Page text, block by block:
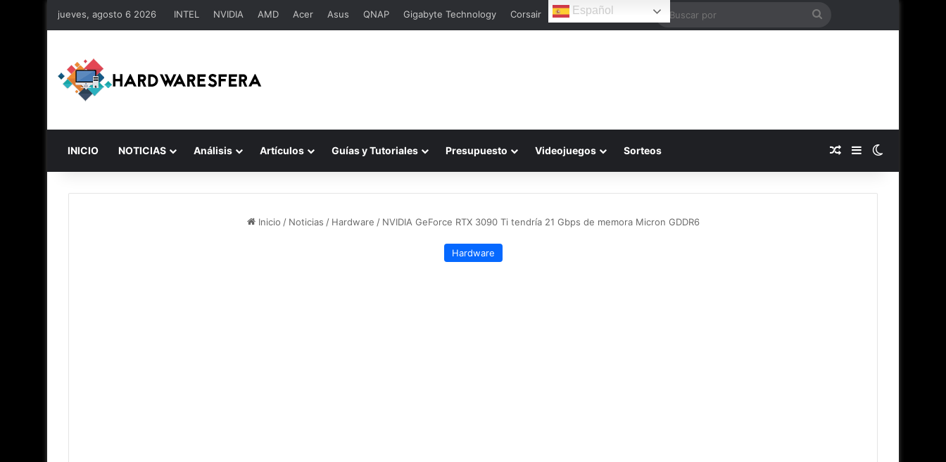
jueves, agosto 6 2026 INTEL NVIDIA AMD Acer Asus QNAP Gigabyte Technology Corsair Español
Buscar
INICIO NOTICIAS Análisis Artículos Guías y Tutoriales Presupuesto Videojuegos Sorteos Publicación al azar
Barra lateral
Inicio / Noticias / Hardware / NVIDIA GeForce RTX 3090 Ti tendría 21 Gbps de memora Micron GDDR6
Hardware